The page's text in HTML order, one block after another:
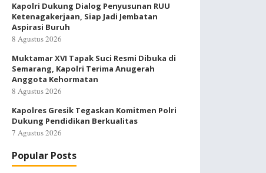
Kapolri Dukung Dialog Penyusunan RUU
Ketenagakerjaan, Siap Jadi Jembatan
Aspirasi Buruh
8 Agustus 2026
Muktamar XVI Tapak Suci Resmi Dibuka di
Semarang, Kapolri Terima Anugerah
Anggota Kehormatan
8 Agustus 2026
Kapolres Gresik Tegaskan Komitmen Polri
Dukung Pendidikan Berkualitas
7 Agustus 2026
Popular Posts